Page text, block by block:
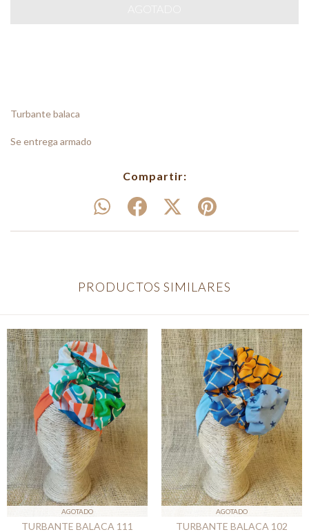
Turbante balaca
Se entrega armado
Compartir:
PRODUCTOS SIMILARES
AGOTADO
TURBANTE BALACA 111
AGOTADO
TURBANTE BALACA 102